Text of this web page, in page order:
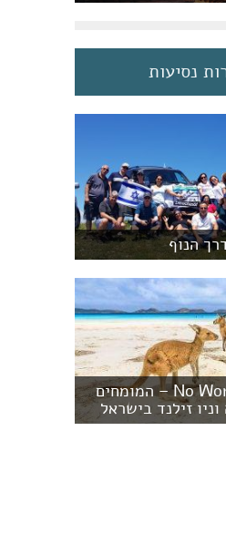
נסיעות
הנוף
No Worries Tours – המומחים
זילנד בישראל